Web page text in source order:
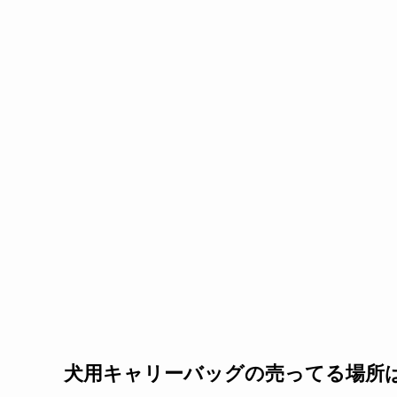
犬用キャリーバッグの売ってる場所